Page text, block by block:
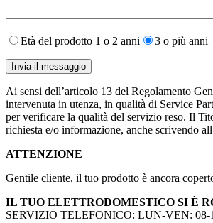
Età del prodotto 1 o 2 anni 3 o più anni
Ai sensi dell’articolo 13 del Regolamento
intervenuta in utenza,​ in qualità di Service
per verificare la qualità del servizio reso. Il
richiesta e/o informazione, anche scrivendo
ATTENZIONE
Gentile cliente, il tuo prodotto è ancora
IL TUO ELETTRODOMESTICO SI È
SERVIZIO TELEFONICO: LUN-VEN: 08-